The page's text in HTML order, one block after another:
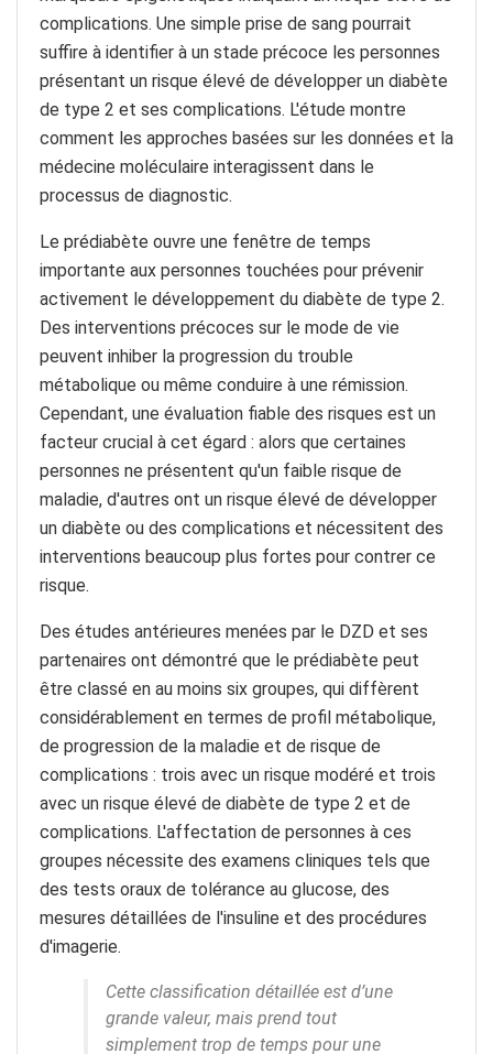
complications. Une simple prise de sang pourrait
suffire à identifier à un stade précoce les personnes
présentant un risque élevé de développer un diabète
de type 2 et ses complications. L'étude montre
comment les approches basées sur les données et la
médecine moléculaire interagissent dans le
processus de diagnostic.
Le prédiabète ouvre une fenêtre de temps
importante aux personnes touchées pour prévenir
activement le développement du diabète de type 2.
Des interventions précoces sur le mode de vie
peuvent inhiber la progression du trouble
métabolique ou même conduire à une rémission.
Cependant, une évaluation fiable des risques est un
facteur crucial à cet égard : alors que certaines
personnes ne présentent qu'un faible risque de
maladie, d'autres ont un risque élevé de développer
un diabète ou des complications et nécessitent des
interventions beaucoup plus fortes pour contrer ce
risque.
Des études antérieures menées par le DZD et ses
partenaires ont démontré que le prédiabète peut
être classé en au moins six groupes, qui diffèrent
considérablement en termes de profil métabolique,
de progression de la maladie et de risque de
complications : trois avec un risque modéré et trois
avec un risque élevé de diabète de type 2 et de
complications. L'affectation de personnes à ces
groupes nécessite des examens cliniques tels que
des tests oraux de tolérance au glucose, des
mesures détaillées de l'insuline et des procédures
d'imagerie.
Cette classification détaillée est d’une
grande valeur, mais prend tout
simplement trop de temps pour une